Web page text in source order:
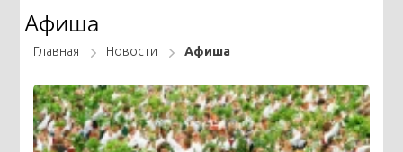
Афиша
Главная Новости Афиша